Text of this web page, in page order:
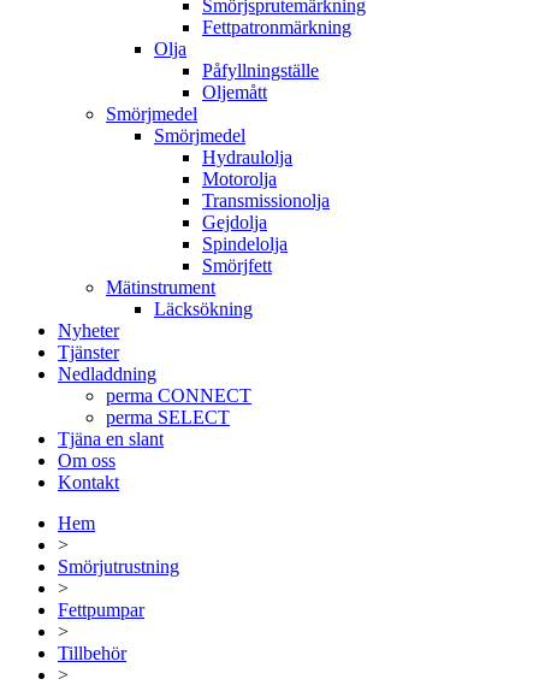
Smörjsprutemärkning
Fettpatronmärkning
Olja
Påfyllningställe
Oljemått
Smörjmedel
Smörjmedel
Hydraulolja
Motorolja
Transmissionolja
Gejdolja
Spindelolja
Smörjfett
Mätinstrument
Läcksökning
Nyheter
Tjänster
Nedladdning
perma CONNECT
perma SELECT
Tjäna en slant
Om oss
Kontakt
Hem
>
Smörjutrustning
>
Fettpumpar
>
Tillbehör
>